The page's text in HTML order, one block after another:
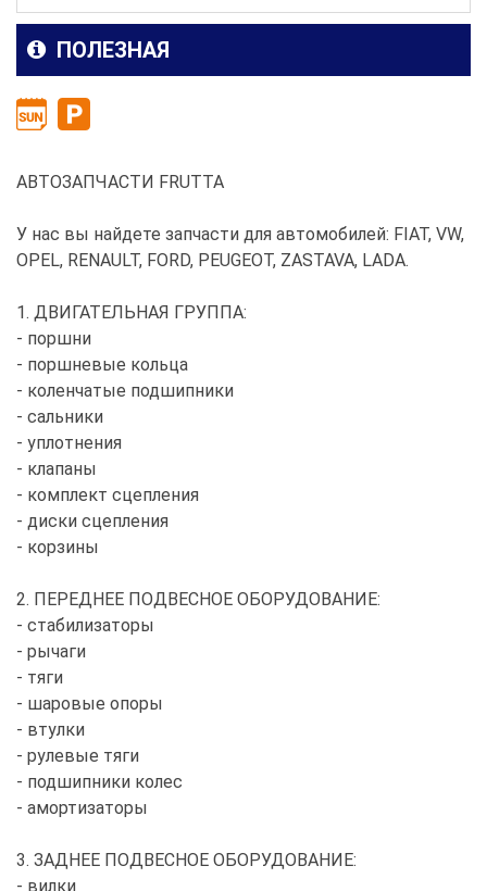
ПОЛЕЗНАЯ
АВТОЗАПЧАСТИ FRUTTA
У нас вы найдете запчасти для автомобилей: FIAT, VW,
OPEL, RENAULT, FORD, PEUGEOT, ZASTAVA, LADA.
1. ДВИГАТЕЛЬНАЯ ГРУППА:
- поршни
- поршневые кольца
- коленчатые подшипники
- сальники
- уплотнения
- клапаны
- комплект сцепления
- диски сцепления
- корзины
2. ПЕРЕДНЕЕ ПОДВЕСНОЕ ОБОРУДОВАНИЕ:
- стабилизаторы
- рычаги
- тяги
- шаровые опоры
- втулки
- рулевые тяги
- подшипники колес
- амортизаторы
3. ЗАДНЕЕ ПОДВЕСНОЕ ОБОРУДОВАНИЕ:
- вилки